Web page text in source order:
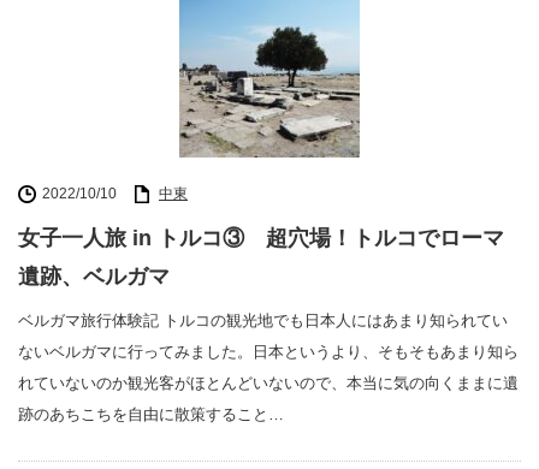
2022/10/10 中東
女子一人旅 in トルコ③ 超穴場！トルコでローマ
遺跡、ベルガマ
ベルガマ旅行体験記 トルコの観光地でも日本人にはあまり知られてい
ないベルガマに行ってみました。日本というより、そもそもあまり知ら
れていないのか観光客がほとんどいないので、本当に気の向くままに遺
跡のあちこちを自由に散策すること…